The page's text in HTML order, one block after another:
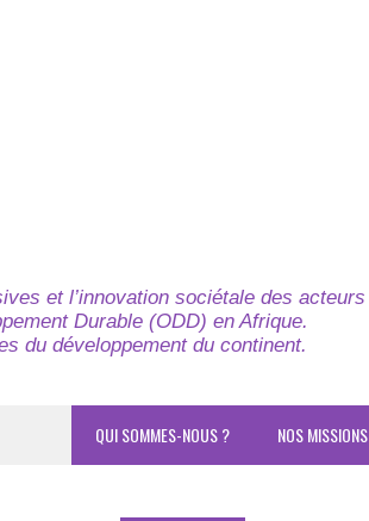
et l’innovation sociétale des acteurs
Durable (ODD) en Afrique.
du développement du continent.
NOS MISSIONS
QUI SOMMES-NOUS ?